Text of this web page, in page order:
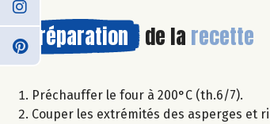
Préparation de la recette
Préchauffer le four à 200°C (th.6/7).
Couper les extrémités des asperges et